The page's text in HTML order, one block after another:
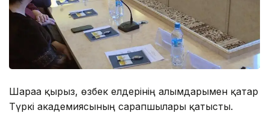
Шараға қырғыз, өзбек елдерінің ғалымдарымен қатар
Түркі академиясының сарапшылары қатысты.